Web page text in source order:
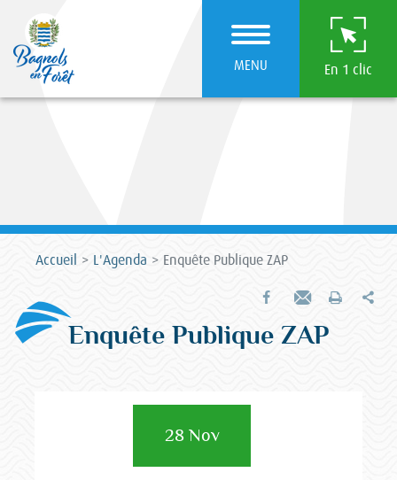
MENU En 1 clic
Accueil L'Agenda Enquête Publique ZAP
Partager sur Facebook
Envoyer par e-mail
Imprimer
Enquête Publique ZAP
28 Nov